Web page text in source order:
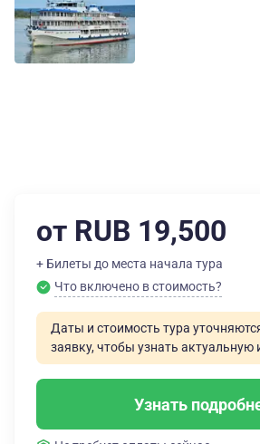
от RUB 19,500
+ Билеты до места начала тура
Что включено в стоимость?
Даты и стоимость тура
заявку, чтобы узнать
Узнать